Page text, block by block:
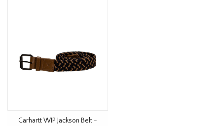
Carhartt WIP Jackson Belt -